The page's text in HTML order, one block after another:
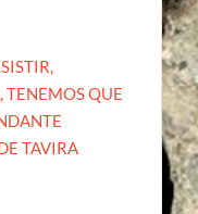
TENEMOS QUE
TAVIRA